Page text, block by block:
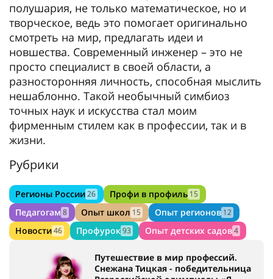
полушария, не только математическое, но и
творческое, ведь это помогает оригинально
смотреть на мир, предлагать идеи и
новшества. Современный инженер – это не
просто специалист в своей области, а
разносторонняя личность, способная мыслить
нешаблонно. Такой необычный симбиоз
точных наук и искусства стал моим
фирменным стилем как в профессии, так и в
жизни.
Рубрики
Регионы России26 Профи в профиль 15
Педагогам 8 Опыт школ 15 Опыт регионов 12
Новости46 Профурок93 Опыт детских садов4
Путешествие в мир профессий.
Снежана Тицкая - победительница